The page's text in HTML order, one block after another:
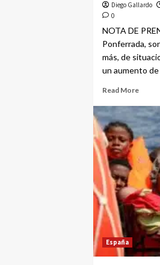
Diego Gallardo
0
NOTA DE
Ponferrada,
más, de
un aumento de
Read More
España